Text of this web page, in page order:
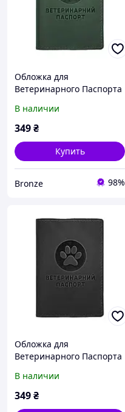
Обложка для
Ветеринарного Паспорта
Barksi Зеленая
В наличии
349₴
Купить
Bronze 98%
Обложка для
Ветеринарного Паспорта
Barksi Черная
В наличии
349₴